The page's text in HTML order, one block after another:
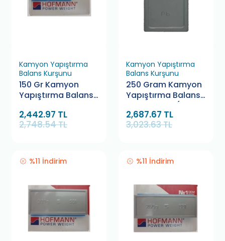
Kamyon Yapıştırma
Balans Kurşunu
150 Gr Kamyon
Yapıştırma Balans
(10 Adet)
2,442.97 TL
2,748.54 TL
Kamyon Yapıştırma
Balans Kurşunu
250 Gram Kamyon
Yapıştırma Balans
Kurşunu WB (25
Adet)
2,687.67 TL
3,023.63 TL
%11 İndirim %11 İndirim